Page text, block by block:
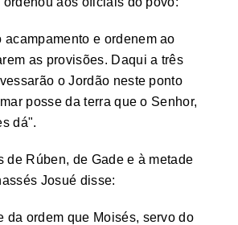
acampamento e ordenem ao
as provisões. Daqui a três
o Jordão neste ponto
posse da terra que o Senhor,
dá".
de Rúben, de Gade e à metade
Josué disse:
da ordem que Moisés, servo do